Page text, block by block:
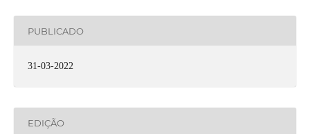
PUBLICADO
31-03-2022
EDIÇÃO